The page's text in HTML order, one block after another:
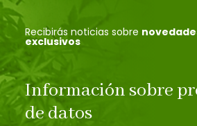
Recibirás noticias sobre
exclusivos
Información sobre
de datos